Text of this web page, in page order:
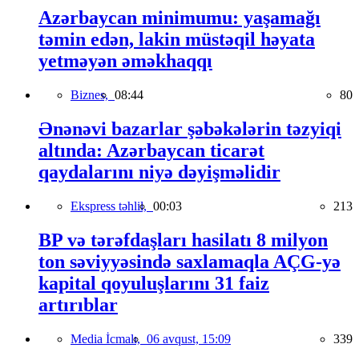
Azərbaycan minimumu: yaşamağı
təmin edən, lakin müstəqil həyata
yetməyən əməkhaqqı
Biznes, 08:44 80
Ənənəvi bazarlar şəbəkələrin təzyiqi
altında: Azərbaycan ticarət
qaydalarını niyə dəyişməlidir
Ekspress təhlil, 00:03 213
BP və tərəfdaşları hasilatı 8 milyon
ton səviyyəsində saxlamaqla AÇG-yə
kapital qoyuluşlarını 31 faiz
artırıblar
Media İcmalı, 06 avqust, 15:09 339